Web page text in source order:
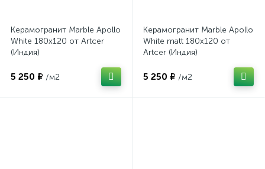
Керамогранит Marble Apollo
White 180x120 от Artcer
(Индия)
5 250 ₽ /м2
Керамогранит Marble Apollo
White matt 180x120 от
Artcer (Индия)
5 250 ₽ /м2